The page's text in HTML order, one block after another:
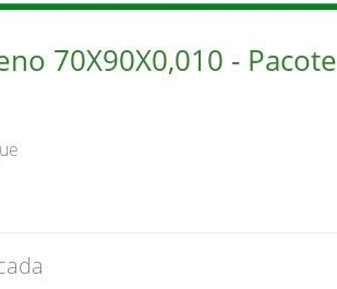
70X90X0,010 - Pacote